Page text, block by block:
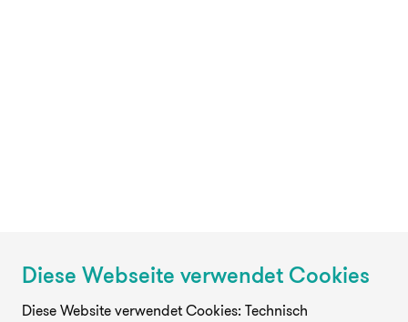
Diese Webseite verwendet Cookies
Diese Website verwendet Cookies: Technisch